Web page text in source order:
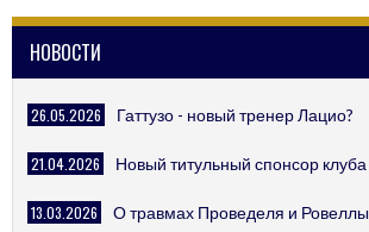
НОВОСТИ
26.05.2026 Гаттузо - новый тренер Лацио?
21.04.2026 Новый титульный спонсор клуба
13.03.2026 О травмах Проведеля и Ровеллы